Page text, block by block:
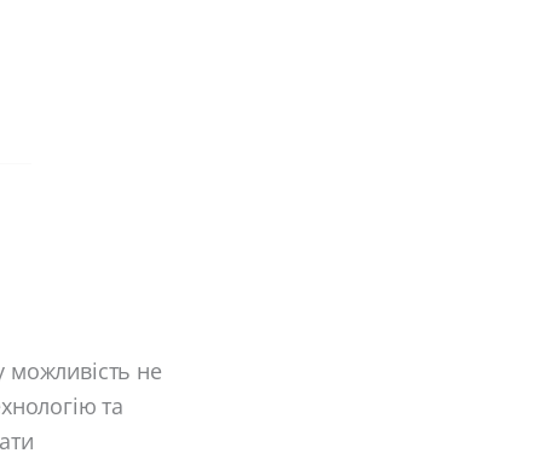
можливість не
та